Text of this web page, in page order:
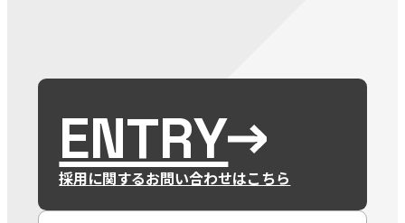
ENTRY
採用に関するお問い合わせはこちら